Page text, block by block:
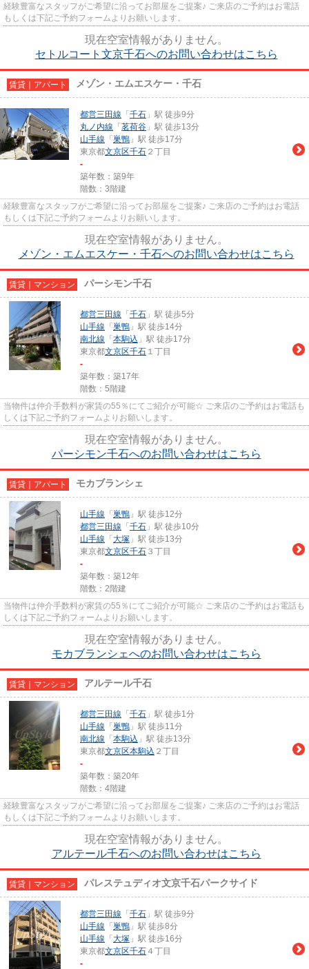
経験豊富なスタッフがご希望に沿ってお部屋をご提案♪ ご来店のご予約はお電話
もしくは下記ご予約フォームよりお願いします。
現在空室情報がありません。
セトルコート文京千石へのお問い合わせはこちら
賃貸｜アパート メゾン・エムエスケー・千石
都営三田線 「 千石 」駅 徒歩9分
丸ノ内線 「 茗荷谷 」駅 徒歩13分
山手線 「 巣鴨 」駅 徒歩17分
東京都文京区千石 ２丁目
-
築年数：築9年
階数：3階建
経験豊富なスタッフがご希望に沿ってお部屋をご提案♪ ご来店のご予約はお電話
もしくは下記ご予約フォームよりお願いします。
現在空室情報がありません。
メゾン・エムエスケー・千石へのお問い合わせはこちら
賃貸｜マンション パーシモン千石
都営三田線 「 千石 」駅 徒歩5分
山手線 「 巣鴨 」駅 徒歩14分
南北線 「 本駒込 」駅 徒歩17分
東京都文京区千石 １丁目
-
築年数：築17年
階数：5階建
当物件は仲介手数料が家賃の55％にてご紹介が可能☆ ご来店のご予約はお電話も
しくは下記ご予約フォームよりお願いします。
現在空室情報がありません。
パーシモン千石へのお問い合わせはこちら
賃貸｜アパート モカブランシェ
山手線 「 巣鴨 」駅 徒歩12分
都営三田線 「 千石 」駅 徒歩10分
山手線 「 大塚 」駅 徒歩13分
東京都文京区千石 ３丁目
-
築年数：築12年
階数：2階建
当物件は仲介手数料が家賃の55％にてご紹介が可能☆ ご来店のご予約はお電話も
しくは下記ご予約フォームよりお願いします。
現在空室情報がありません。
モカブランシェへのお問い合わせはこちら
賃貸｜マンション アルテール千石
都営三田線 「 千石 」駅 徒歩1分
山手線 「 巣鴨 」駅 徒歩11分
南北線 「 本駒込 」駅 徒歩13分
東京都文京区本駒込 ２丁目
-
築年数：築20年
階数：4階建
経験豊富なスタッフがご希望に沿ってお部屋をご提案♪ ご来店のご予約はお電話
もしくは下記ご予約フォームよりお願いします。
現在空室情報がありません。
アルテール千石へのお問い合わせはこちら
賃貸｜マンション パレステュディオ文京千石パークサイド
都営三田線 「 千石 」駅 徒歩9分
山手線 「 巣鴨 」駅 徒歩8分
山手線 「 大塚 」駅 徒歩16分
東京都文京区千石 ４丁目
-